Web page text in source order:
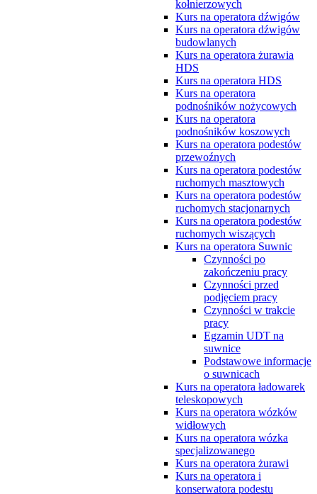
kołnierzowych
Kurs na operatora dźwigów
Kurs na operatora dźwigów
budowlanych
Kurs na operatora żurawia
HDS
Kurs na operatora HDS
Kurs na operatora
podnośników nożycowych
Kurs na operatora
podnośników koszowych
Kurs na operatora podestów
przewoźnych
Kurs na operatora podestów
ruchomych masztowych
Kurs na operatora podestów
ruchomych stacjonarnych
Kurs na operatora podestów
ruchomych wiszących
Kurs na operatora Suwnic
Czynności po
zakończeniu pracy
Czynności przed
podjęciem pracy
Czynności w trakcie
pracy
Egzamin UDT na
suwnice
Podstawowe informacje
o suwnicach
Kurs na operatora ładowarek
teleskopowych
Kurs na operatora wózków
widłowych
Kurs na operatora wózka
specjalizowanego
Kurs na operatora żurawi
Kurs na operatora i
konserwatora podestu